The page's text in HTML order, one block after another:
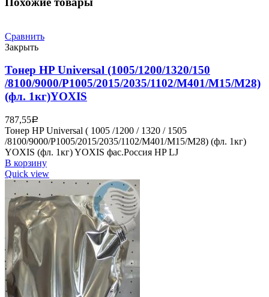
Сравнить
Закрыть
Тонер HP Universal (1005/1200/1320/150
/8100/9000/P1005/2015/2035/1102/M401/M15/M28)
(фл. 1кг)YOXIS
787,55Р
Тонер HP Universal ( 1005 /1200 / 1320 / 1505
/8100/9000/P1005/2015/2035/1102/M401/M15/M28) (фл. 1кг)
YOXIS (фл. 1кг) YOXIS фас.Россия HP LJ
В корзину
Quick view